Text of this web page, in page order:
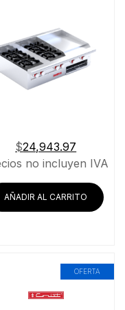
$24,943.97
no incluyen IVA
AÑADIR AL CARRITO
OFERTA